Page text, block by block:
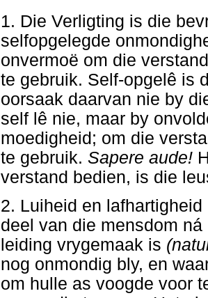
1. Die Verligting is die
selfopgelegde
onvermoë om die
te gebruik. Self-opgelê is
oorsaak daarvan nie by
self lê nie, maar by
moedigheid; om die
te gebruik. Sapere aude!
verstand bedien, is die
2. Luiheid en
deel van die mensdom
leiding vrygemaak is
nog onmondig bly, en
om hulle as voogde voor